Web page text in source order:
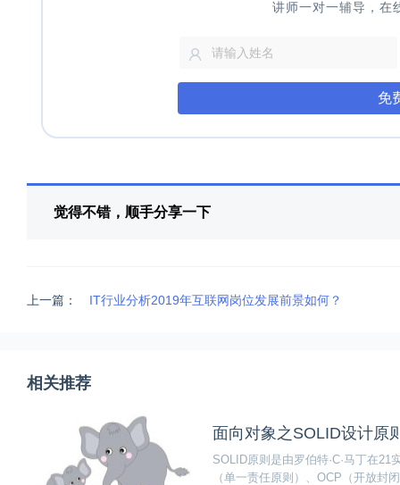
讲师一对一辅导，在
免
觉得不错，顺手分享一下
上一篇： IT行业分析2019年互联网岗位发展前景如何？
相关推荐
面向对象之SOLID设计原
SOLID原则是由罗伯特·C·马丁在
（单一责任原则）、OCP（开放封